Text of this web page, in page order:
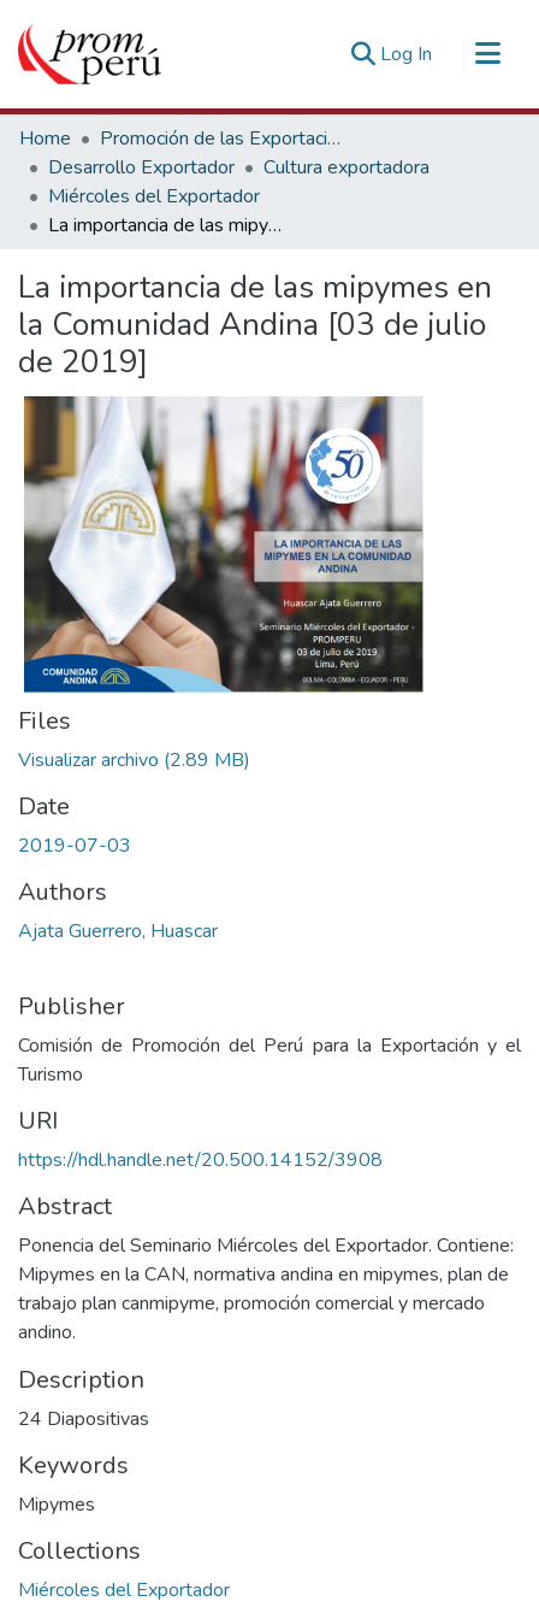
Log In (current)
Communities & Collections
All of DSpace
Statistics
Estadísticas Externas
Home
Promoción de las Exportaciones
Desarrollo Exportador
Cultura exportadora
Miércoles del Exportador
La importancia de las mipymes en la Comunidad Andina [03 de julio de 2019]
La importancia de las mipymes en
la Comunidad Andina [03 de julio
de 2019]
Files
Visualizar archivo (2.89 MB)
Date
2019-07-03
Authors
Ajata Guerrero, Huascar
Publisher
Comisión de Promoción del Perú para la Exportación y el
Turismo
URI
https://hdl.handle.net/20.500.14152/3908
Abstract
Ponencia del Seminario Miércoles del Exportador. Contiene:
Mipymes en la CAN, normativa andina en mipymes, plan de
trabajo plan canmipyme, promoción comercial y mercado
andino.
Description
24 Diapositivas
Keywords
Mipymes
Collections
Miércoles del Exportador